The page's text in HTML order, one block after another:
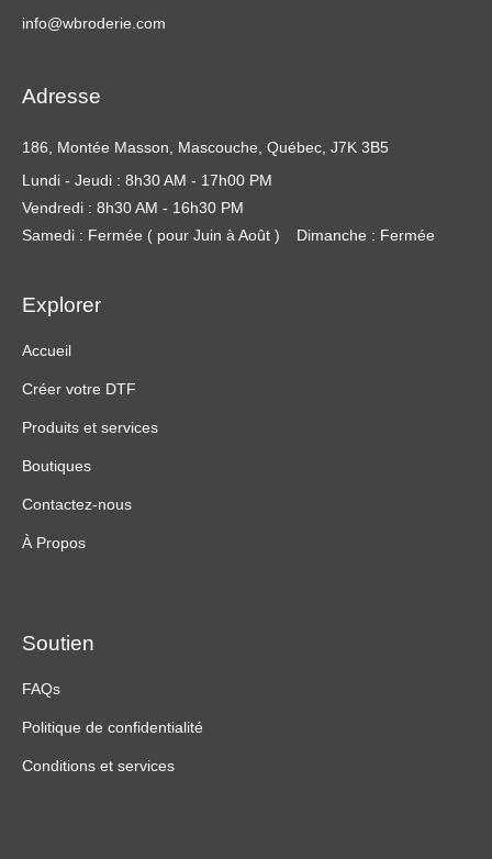
info@wbroderie.com
Adresse
186, Montée Masson, Mascouche, Québec, J7K 3B5
Lundi - Jeudi : 8h30 AM - 17h00 PM
Vendredi : 8h30 AM - 16h30 PM
Samedi : Fermée ( pour Juin à Août )
Dimanche : Fermée
Explorer
Accueil
Créer votre DTF
Produits et services
Boutiques
Contactez-nous
À Propos
Soutien
FAQs
Politique de confidentialité
Conditions et services